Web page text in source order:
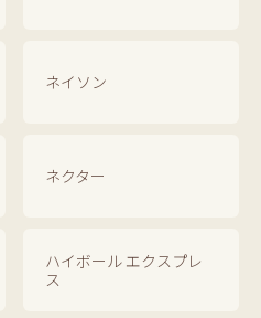
ネイソン
ネクター
ハイボール エクスプレ
ス